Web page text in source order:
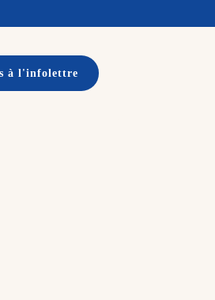
à l'infolettre